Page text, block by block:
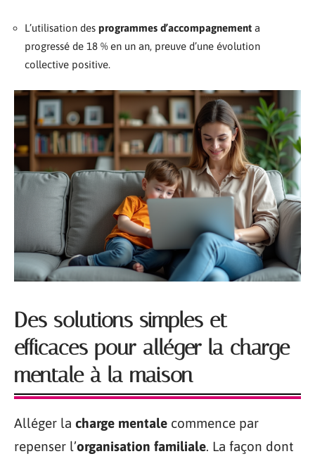
L’utilisation des programmes d’accompagnement a
progressé de 18 % en un an, preuve d’une évolution
collective positive.
Des solutions simples et
efficaces pour alléger la charge
mentale à la maison
Alléger la charge mentale commence par
repenser l’organisation familiale. La façon dont